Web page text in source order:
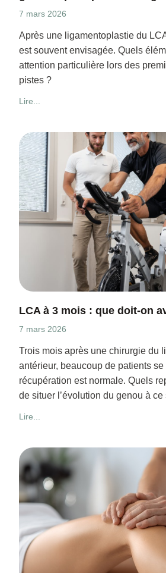
7 mars 2026
Après une ligamentoplastie du
est souvent envisagée. Quels
attention particulière lors des
pistes ?
Lire...
LCA à 3 mois : que doit-on
7 mars 2026
Trois mois après une chirurgie du
antérieur, beaucoup de patients
récupération est normale. Quels
de situer l’évolution du genou à ce
Lire...